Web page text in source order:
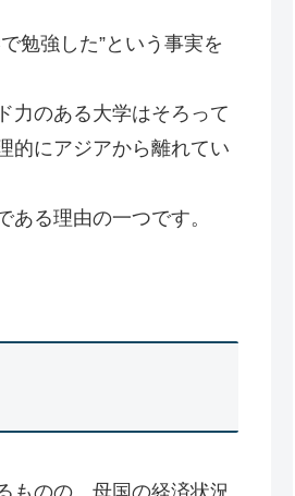
勉強した”という事実を
力のある大学はそろって
的にアジアから離れてい
る理由の一つです。